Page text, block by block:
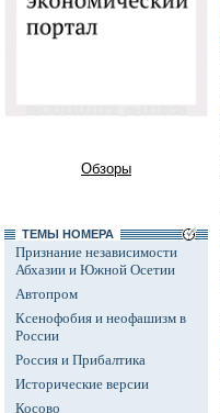
Обзоры
ТЕМЫ НОМЕРА
Признание независимости
Абхазии и Южной Осетии
Автопром
Ксенофобия и неофашизм в
России
Россия и Прибалтика
Исторические версии
Косово